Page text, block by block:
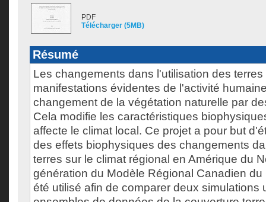
PDF
Télécharger (5MB)
Résumé
Les changements dans l'utilisation des
manifestations évidentes de l'activité
changement de la végétation naturelle par
Cela modifie les caractéristiques
affecte le climat local. Ce projet a pour but
des effets biophysiques des changements
terres sur le climat régional en Amérique du
génération du Modèle Régional Canadien du
été utilisé afin de comparer deux simulations